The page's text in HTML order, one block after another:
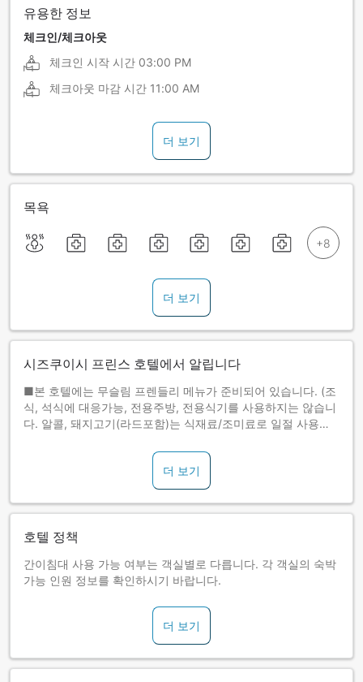
유용한 정보
체크인/체크아웃
체크인 시작 시간 03:00 PM
체크아웃 마감 시간 11:00 AM
더 보기
목욕
더 보기
시즈쿠이시 프린스 호텔에서 알립니다
■본 호텔에는 무슬림 프렌들리 메뉴가 준비되어 있습니다. (조
식, 석식에 대응가능, 전용주방, 전용식기를 사용하지는 않습니
다. 알콜, 돼지고기(라드포함)는 식재료/조미료로 일절 사용하
므로 각자 객실에서 부탁드립니다.
더 보기
호텔 정책
간이침대 사용 가능 여부는 객실별로 다릅니다. 각 객실의 숙박
가능 인원 정보를 확인하시기 바랍니다.
더 보기